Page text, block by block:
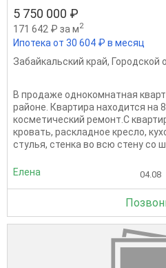
5 750 000 ₽
171 642 ₽ за м2
Ипотека от 30 604 ₽ в месяц
Забайкальский край, Городской
В продаже однокомнатная
районе. Квартира находится на
косметический ремонт.С
кровать, раскладное кресло,
стулья, стенка во всю стену со
Елена 04.08